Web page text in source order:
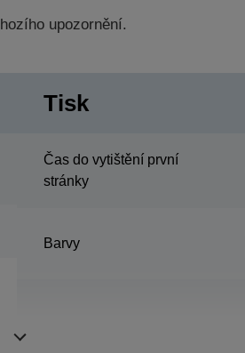
upozornění.
Tisk
Čas do vytištění první
stránky
Barvy